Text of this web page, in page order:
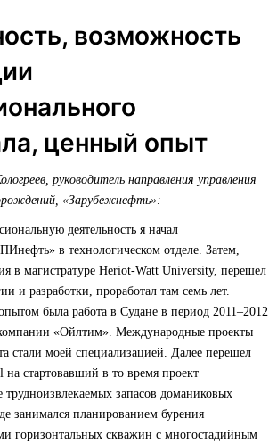
возможность
ценный опыт
руководитель направления управления
«Зарубежнефть»:
деятельность я начал
в технологическом отделе. Затем,
в магистратуре Heriot-Watt University, перешел
и разработки, проработал там семь лет.
была работа в Судане в период 2011–2012
компании «Ойлтим». Международные проекты
стали моей специализацией. Далее перешел
стартовавший в то время проект
трудноизвлекаемых запасов доманиковых
занимался планированием бурения
горизонтальных скважин с многостадийным